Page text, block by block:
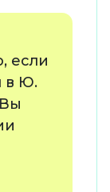
если
в Ю.